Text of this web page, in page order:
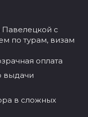
с
по турам, визам
оплата
выдачи
в сложных